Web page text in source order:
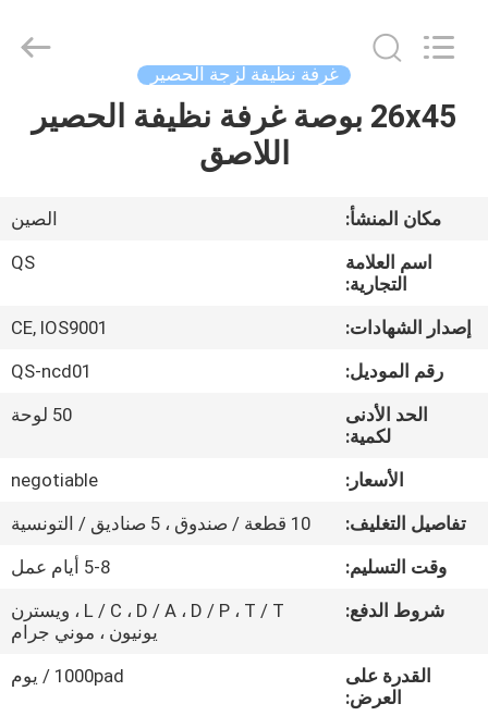
الصفحة
منتجات
معلومات
عنا
جولة
المعمل
مراقبة
الجودة
Technology
Co.,Ltd.
Reserved.
غرفة نظيفة لزجة الحصير
26x45 بوصة غرفة نظيفة الحصير
اللاصق
مكان المنشأ:
الصين
اسم العلامة
التجارية:
QS
إصدار الشهادات:
CE, IOS9001
رقم الموديل:
QS-ncd01
الحد الأدنى
لكمية:
50 لوحة
الأسعار:
negotiable
تفاصيل التغليف:
10 قطعة / صندوق ، 5 صناديق / التونسية
وقت التسليم:
5-8 أيام عمل
شروط الدفع:
L / C ، D / A ، D / P ، T / T ، ويسترن
يونيون ، موني جرام
القدرة على
العرض:
1000pad / يوم